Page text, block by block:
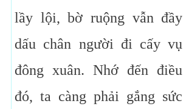
lầy lội, bờ ruộng vẫn đầy
dấu chân người đi cấy vụ
đông xuân. Nhớ đến điều
đó, ta càng phải gắng sức